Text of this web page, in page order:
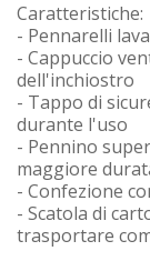
Caratteristiche:
- Pennarelli
- Cappuccio
dell'inchiostro
- Tappo di
durante l'uso
- Pennino
maggiore
- Confezione
- Scatola di
trasportare